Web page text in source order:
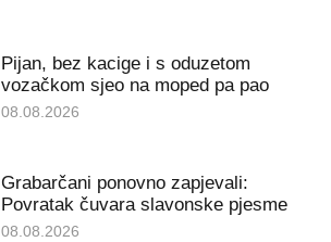
Pijan, bez kacige i s oduzetom
vozačkom sjeo na moped pa pao
08.08.2026
Grabarčani ponovno zapjevali:
Povratak čuvara slavonske pjesme
08.08.2026